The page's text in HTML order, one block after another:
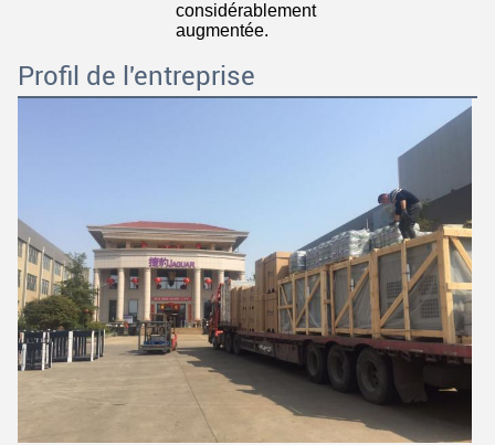
considérablement
augmentée.
Profil de l'entreprise